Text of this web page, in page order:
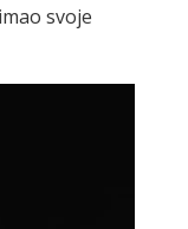
svoje